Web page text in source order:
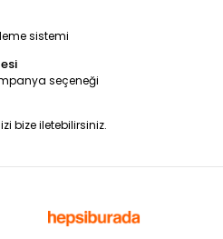
sistemi
seçeneği
bize iletebilirsiniz.